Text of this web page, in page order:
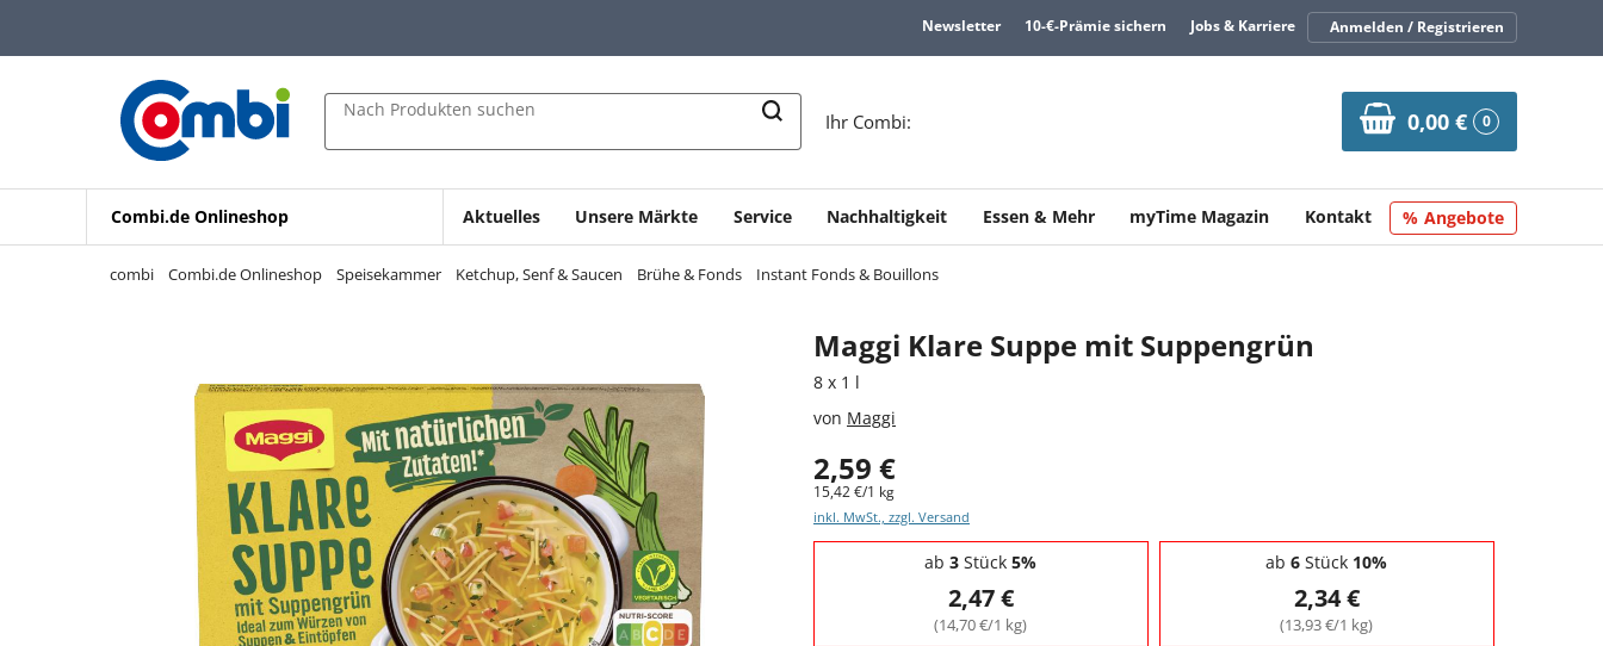
Zur Navigation springen
Zur Suche springen
Newsletter 10-€-Prämie sichern Jobs & Karriere Anmelden / Registrieren
Nach Produkten suchen
Ihr Combi: 0,00 € 0
Combi.de Onlineshop Aktuelles Unsere Märkte Service Nachhaltigkeit Essen & Mehr myTime Magazin Kontakt Angebote
combi Combi.de Onlineshop Speisekammer Ketchup, Senf & Saucen Brühe & Fonds Instant Fonds & Bouillons
Maggi Klare Suppe mit Suppengrün
8 x 1 l
von Maggi
2,59 €
15,42 €/1 kg
inkl. MwSt., zzgl. Versand
Staffelpreise - Mengenrabatt
ab 3 Stück 5%
2,47 €
(14,70 €/1 kg)
ab 6 Stück 10%
2,34 €
(13,93 €/1 kg)